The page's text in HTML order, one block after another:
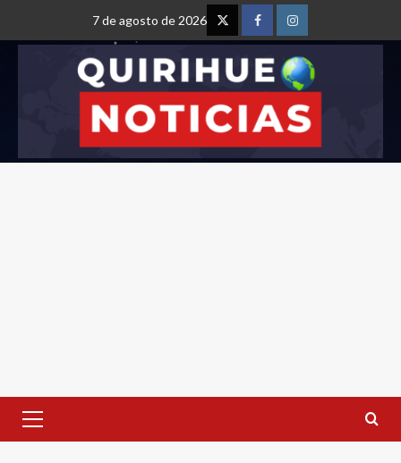
7 de agosto de 2026